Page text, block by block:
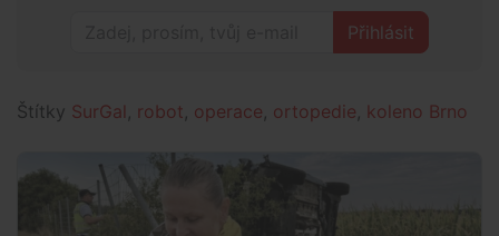
Přihlásit
Štítky SurGal robot operace ortopedie koleno Brno